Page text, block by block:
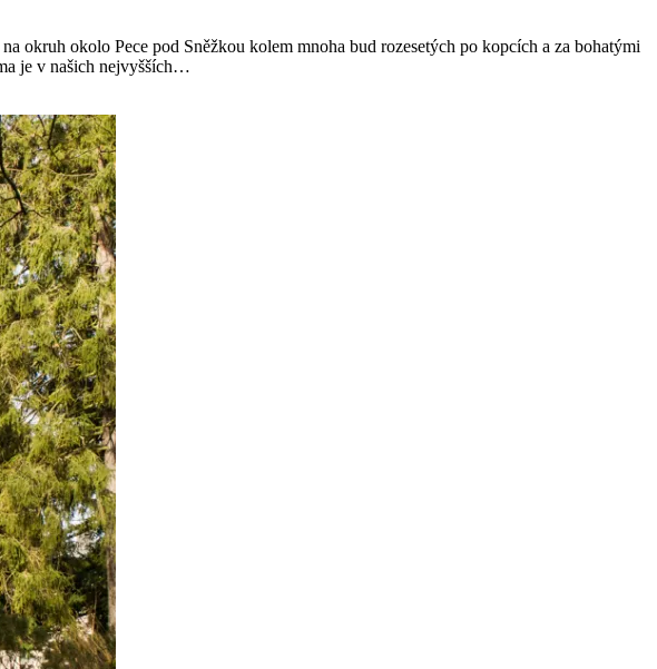
okruh okolo Pece pod Sněžkou kolem mnoha bud rozesetých po kopcích a za bohatými
je v našich nejvyšších…